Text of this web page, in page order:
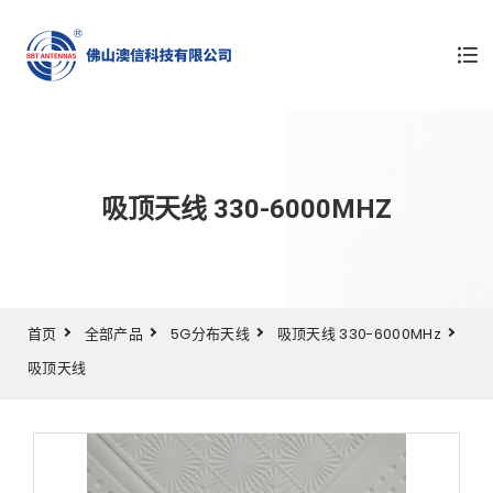
吸顶天线 330-6000MHZ
首页 全部产品 5G分布天线
吸顶天线 330-6000MHz
吸顶天线